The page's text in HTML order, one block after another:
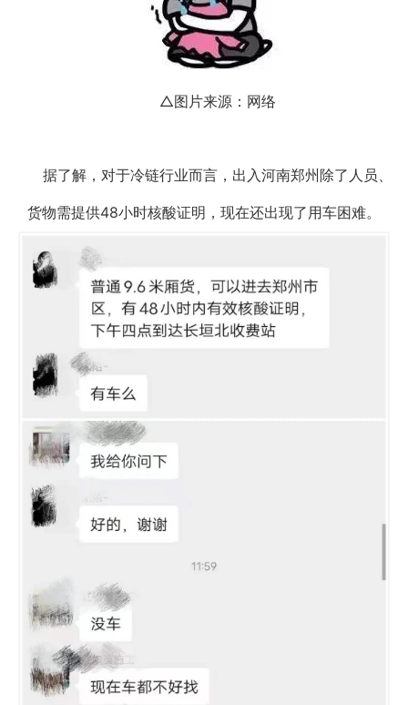
△图片来源：网络
据了解，对于冷链行业而言，出入河南郑州除了人员、
货物需提供48小时核酸证明，现在还出现了用车困难。